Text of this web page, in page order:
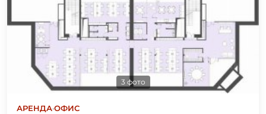
3 фото
АРЕНДА·ОФИС